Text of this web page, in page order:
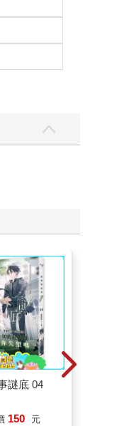
謎底 04
150 元